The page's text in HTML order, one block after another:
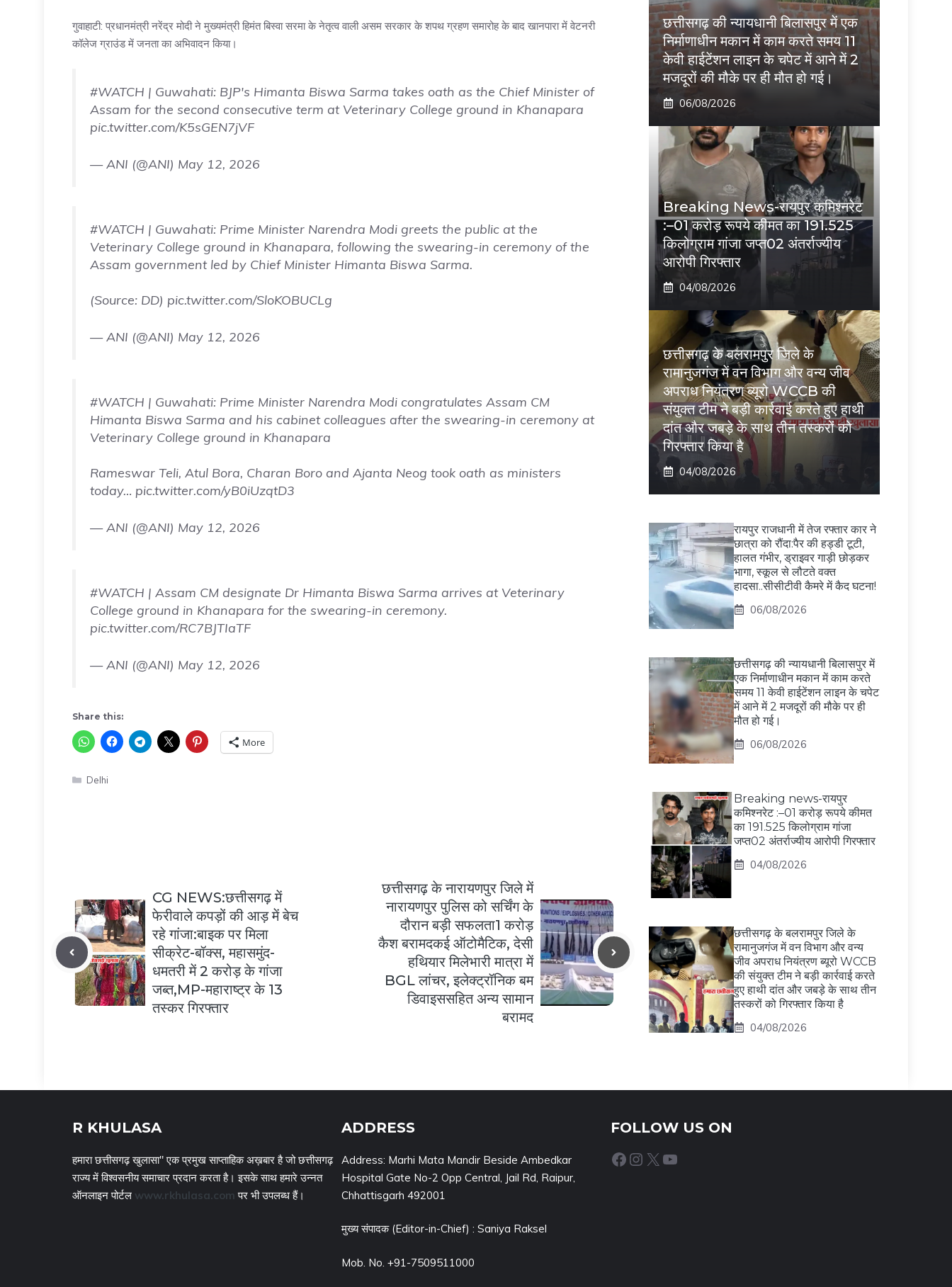
गुवाहाटी: प्रधानमंत्री नरेंद्र मोदी ने मुख्यमंत्री हिमंत बिस्वा सरमा के नेतृत्व वाली असम सरकार के शपथ ग्रहण समारोह के बाद खानपारा में वेटनरी
कॉलेज ग्राउंड में जनता का अभिवादन किया।
#WATCH | Guwahati: BJP's Himanta Biswa Sarma takes oath as the Chief Minister of
Assam for the second consecutive term at Veterinary College ground in Khanapara
pic.twitter.com/K5sGEN7jVF
— ANI (@ANI) May 12, 2026
#WATCH | Guwahati: Prime Minister Narendra Modi greets the public at the
Veterinary College ground in Khanapara, following the swearing-in ceremony of the
Assam government led by Chief Minister Himanta Biswa Sarma.
(Source: DD) pic.twitter.com/SloKOBUCLg
— ANI (@ANI) May 12, 2026
#WATCH | Guwahati: Prime Minister Narendra Modi congratulates Assam CM
Himanta Biswa Sarma and his cabinet colleagues after the swearing-in ceremony at
Veterinary College ground in Khanapara
Rameswar Teli, Atul Bora, Charan Boro and Ajanta Neog took oath as ministers
today… pic.twitter.com/yB0iUzqtD3
— ANI (@ANI) May 12, 2026
#WATCH | Assam CM designate Dr Himanta Biswa Sarma arrives at Veterinary
College ground in Khanapara for the swearing-in ceremony.
pic.twitter.com/RC7BJTIaTF
— ANI (@ANI) May 12, 2026
Share this:
More
Categories
Delhi
CG NEWS:छत्तीसगढ़ में
फेरीवाले कपड़ों की आड़ में बेच
रहे गांजा:बाइक पर मिला
सीक्रेट-बॉक्स, महासमुंद-
धमतरी में 2 करोड़ के गांजा
जब्त,MP-महाराष्ट्र के 13
तस्कर गिरफ्तार
छत्तीसगढ़ के नारायणपुर जिले में
नारायणपुर पुलिस को सर्चिंग के
दौरान बड़ी सफलता1 करोड़
कैश बरामदकई ऑटोमैटिक, देसी
हथियार मिलेभारी मात्रा में
BGL लांचर, इलेक्ट्रॉनिक बम
डिवाइससहित अन्य सामान
बरामद
छत्तीसगढ़ की न्यायधानी बिलासपुर में एक
निर्माणाधीन मकान में काम करते समय 11
केवी हाईटेंशन लाइन के चपेट में आने में 2
मजदूरों की मौके पर ही मौत हो गई।
06/08/2026
Breaking News-रायपुर कमिश्नरेट
:–01 करोड़ रूपये कीमत का 191.525
किलोग्राम गांजा जप्त02 अंतर्राज्यीय
आरोपी गिरफ्तार
04/08/2026
छत्तीसगढ़ के बलरामपुर जिले के
रामानुजगंज में वन विभाग और वन्य जीव
अपराध नियंत्रण ब्यूरो WCCB की
संयुक्त टीम ने बड़ी कार्रवाई करते हुए हाथी
दांत और जबड़े के साथ तीन तस्करों को
गिरफ्तार किया है
04/08/2026
रायपुर राजधानी में तेज रफ्तार कार ने
छात्रा को रौंदा:पैर की हड्डी टूटी,
हालत गंभीर, ड्राइवर गाड़ी छोड़कर
भागा, स्कूल से लौटते वक्त
हादसा..सीसीटीवी कैमरे में कैद घटना!
06/08/2026
छत्तीसगढ़ की न्यायधानी बिलासपुर में
एक निर्माणाधीन मकान में काम करते
समय 11 केवी हाईटेंशन लाइन के चपेट
में आने में 2 मजदूरों की मौके पर ही
मौत हो गई।
06/08/2026
Breaking news-रायपुर
कमिश्नरेट :–01 करोड़ रूपये कीमत
का 191.525 किलोग्राम गांजा
जप्त02 अंतर्राज्यीय आरोपी गिरफ्तार
04/08/2026
छत्तीसगढ़ के बलरामपुर जिले के
रामानुजगंज में वन विभाग और वन्य
जीव अपराध नियंत्रण ब्यूरो WCCB
की संयुक्त टीम ने बड़ी कार्रवाई करते
हुए हाथी दांत और जबड़े के साथ तीन
तस्करों को गिरफ्तार किया है
04/08/2026
R KHULASA
हमारा छत्तीसगढ़ खुलासा" एक प्रमुख साप्ताहिक अख़बार है जो छत्तीसगढ़
राज्य में विश्वसनीय समाचार प्रदान करता है। इसके साथ हमारे उन्नत
ऑनलाइन पोर्टल www.rkhulasa.com पर भी उपलब्ध हैं।
ADDRESS
Address: Marhi Mata Mandir Beside Ambedkar
Hospital Gate No-2 Opp Central, Jail Rd, Raipur,
Chhattisgarh 492001
मुख्य संपादक (Editor-in-Chief) : Saniya Raksel
Mob. No. +91-7509511000
FOLLOW US ON
Facebook Instagram X YouTube